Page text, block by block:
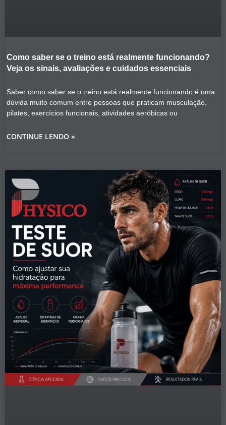
Como saber se o treino está realmente funcionando?
Veja os sinais, avaliações e cuidados essenciais
Saber como saber se o treino está realmente funcionando é uma
dúvida muito comum entre pessoas que praticam musculação,
pilates, exercícios funcionais, atividades aeróbicas ou
CONTINUE LENDO »